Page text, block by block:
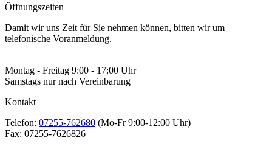
Öffnungszeiten
Damit wir uns Zeit für Sie nehmen können, bitten wir um
telefonische Voranmeldung.
Montag - Freitag 9:00 - 17:00 Uhr
Samstags nur nach Vereinbarung
Kontakt
Telefon: 07255-762680 (Mo-Fr 9:00-12:00 Uhr)
Fax: 07255-7626826